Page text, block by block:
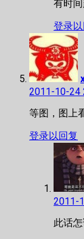
有时
登录
2011-10-24
等图，图上
登录以回复
2011-
此话怎